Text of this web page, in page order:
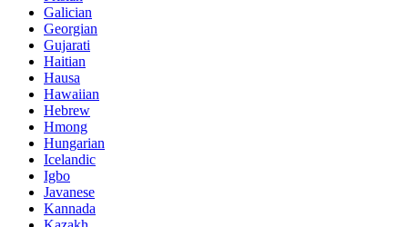
Galician
Georgian
Gujarati
Haitian
Hausa
Hawaiian
Hebrew
Hmong
Hungarian
Icelandic
Igbo
Javanese
Kannada